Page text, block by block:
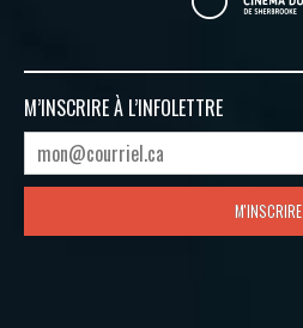
M’INSCRIRE À L’INFOLETTRE
M'INSCRIRE